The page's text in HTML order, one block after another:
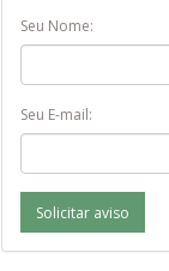
Seu Nome:
Seu E-mail:
Solicitar aviso